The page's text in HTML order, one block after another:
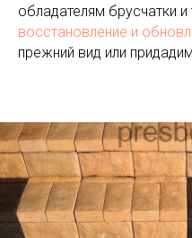
обладателям брусчатки и
восстановление и
прежний вид или